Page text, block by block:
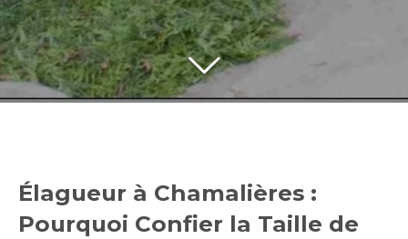
Élagueur à Chamalières :
Pourquoi Confier la Taille de